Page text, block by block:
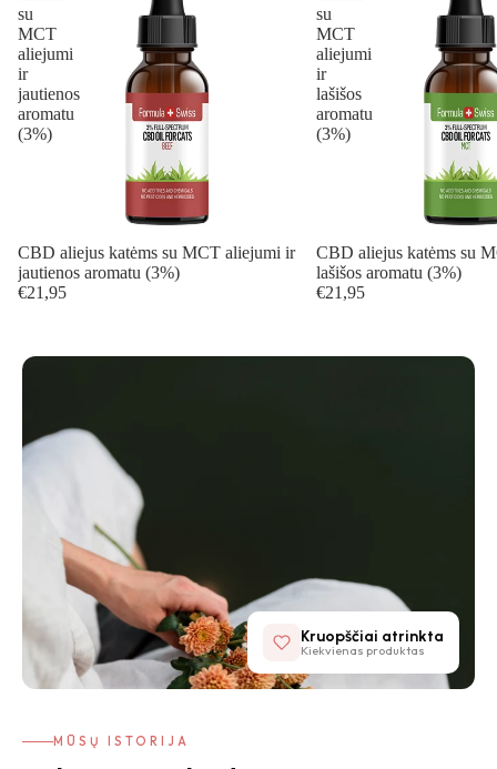
su
MCT
aliejumi
ir
jautienos
aromatu
(3%)
CBD aliejus katėms su MCT aliejumi ir
jautienos aromatu (3%)
€21,95
su
MCT
aliejumi
ir
lašišos
aromatu
(3%)
CBD aliejus katėms su
lašišos aromatu (3%)
€21,95
MŪSŲ ISTORIJA
Kruopščiai atrinkta
Kiekvienas produktas